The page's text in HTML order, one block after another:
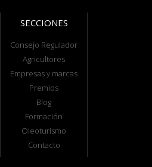
SECCIONES
Consejo Regulador
Agricultores
Empresas y marcas
Premios
Blog
Formación
Oleoturismo
Contacto